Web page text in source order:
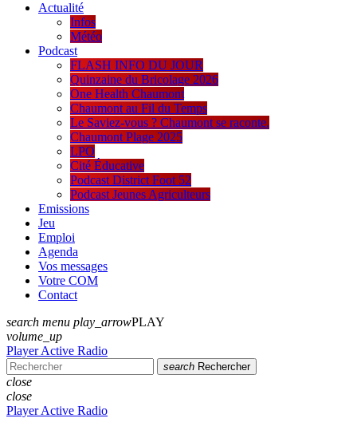
Actualité
Infos
Météo
Podcast
FLASH INFO DU JOUR
Quinzaine du Bricolage 2026
One Health Chaumont
Chaumont au Fil du Temps
Le Saviez-vous ? Chaumont se raconte.
Chaumont Plage 2025
LPO
Cité Éducative
Podcast District Foot 52
Podcast Jeunes Agriculteurs
Emissions
Jeu
Emploi
Agenda
Vos messages
Votre COM
Contact
search menu play_arrowPLAY
volume_up
Player Active Radio
search Rechercher
close
close
Player Active Radio